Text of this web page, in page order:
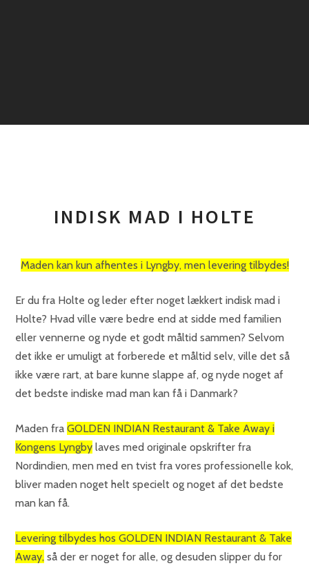
INDISK MAD I HOLTE
Maden kan kun afhentes i Lyngby, men levering tilbydes!
Er du fra Holte og leder efter noget lækkert indisk mad i
Holte? Hvad ville være bedre end at sidde med familien
eller vennerne og nyde et godt måltid sammen? Selvom
det ikke er umuligt at forberede et måltid selv, ville det så
ikke være rart, at bare kunne slappe af, og nyde noget af
det bedste indiske mad man kan få i Danmark?
Maden fra GOLDEN INDIAN Restaurant & Take Away i
Kongens Lyngby laves med originale opskrifter fra
Nordindien, men med en tvist fra vores professionelle kok,
bliver maden noget helt specielt og noget af det bedste
man kan få.
Levering tilbydes hos GOLDEN INDIAN Restaurant & Take
Away, så der er noget for alle, og desuden slipper du for